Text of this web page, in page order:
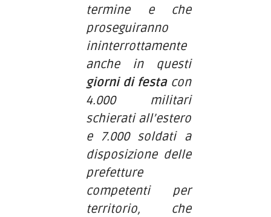
termine e che
proseguiranno
ininterrottamente
anche in questi
giorni di festacon
4.000 militari
schierati all’estero
e 7.000 soldati a
disposizione delle
prefetture
competenti per
territorio, che